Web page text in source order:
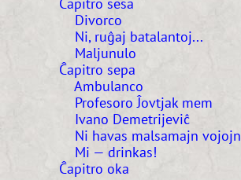
Divorco
Ni, ruĝaj batalantoj...
Maljunulo
Ĉapitro sepa
Ambulanco
Profesoro Ĵovtjak mem
Ivano Demetrijeviĉ
Ni havas malsamajn vojojn
Mi — drinkas!
Ĉapitro oka